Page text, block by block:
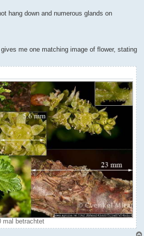
hang down and numerous glands on
me one matching image of flower, stating
mal betrachtet